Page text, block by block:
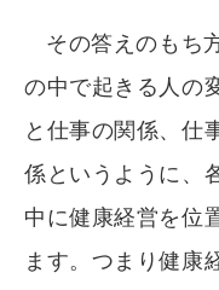
その答えのもち
の中で起きる人の
と仕事の関係、仕
係というように、
中に健康経営を位
ます。つまり健康